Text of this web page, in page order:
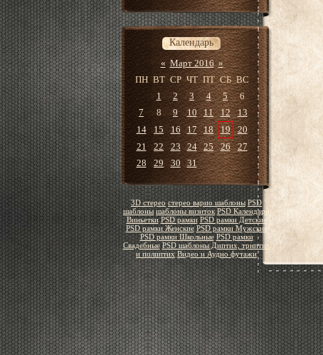
Календарь
« Март 2016 »
ПН ВТ СР ЧТ ПТ СБ ВС
1
2 3 4 5
6
7
8 9 10 11 12
13
14
15 16 17 18 19
20
21
22 23 24 25 26
27
28
29 30 31
3D стерео стерео варио шаблоны PSD
шаблоны шаблоны визиток PSD Календари
Виньетки PSD рамки PSD рамки Детские
PSD рамки Женские PSD рамки Мужские
PSD рамки Школьные PSD рамки
Свадебные PSD шаблоны Диптих, триптих
и полиптих Видео и Аудио футажи